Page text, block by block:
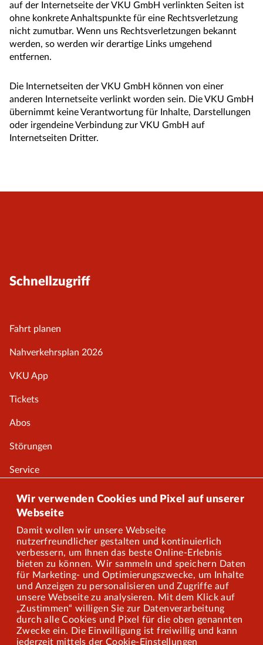
auf der Internetseite der VKU GmbH verlinkten Seiten ist
ohne konkrete Anhaltspunkte für eine Rechtsverletzung
nicht zumutbar. Wenn uns Rechtsverletzungen bekannt
werden, so werden wir derartige Links umgehend
entfernen.
Die Internetseiten der VKU GmbH können von einer
anderen Internetseite verlinkt worden sein. Die VKU GmbH
übernimmt keine Verantwortung für Inhalte, Darstellungen
oder irgendeine Verbindung zur VKU GmbH auf
Internetseiten Dritter.
Wir verwenden Cookies und Pixel auf unserer
Webseite
Damit wollen wir unsere Webseite
nutzerfreundlicher gestalten und kontinuierlich
verbessern, um Ihnen das beste Online-Erlebnis
bieten zu können. Wir sammeln und speichern Daten
für Marketing- und Optimierungszwecke, um Inhalte
und Anzeigen zu personalisieren und Zugriffe auf
unsere Webseite zu analysieren. Mit dem Klick auf
„Zustimmen“ willigen Sie zur Datenverarbeitung
durch alle Cookies und Pixel für die oben genannten
Zwecke ein. Die Einwilligung ist freiwillig und kann
jederzeit mittels der Cookie-Einstellungen
Schnellzugriff
Fahrt planen
Nahverkehrsplan 2026
VKU App
Tickets
Abos
Störungen
Service
Onlineshop
Über uns
Karriere
Presse
Mitarbeiterportal